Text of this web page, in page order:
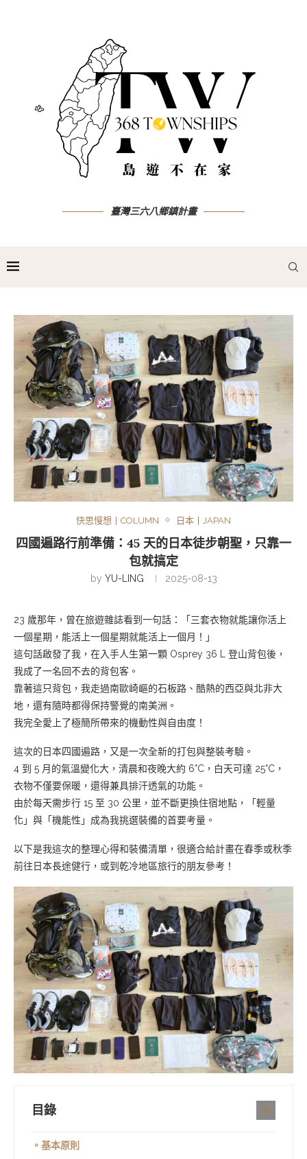
臺灣三六八鄉鎮計畫
快思慢想丨COLUMN 日本丨JAPAN
四國遍路行前準備：45 天的日本徒步朝聖，只靠一
包就搞定
by YU-LING 2025-08-13
23 歲那年，曾在旅遊雜誌看到一句話：「三套衣物就能讓你活上
一個星期，能活上一個星期就能活上一個月！」
這句話啟發了我，在入手人生第一顆 Osprey 36 L 登山背包後，
我成了一名回不去的背包客。
靠著這只背包，我走過南歐崎嶇的石板路、酷熱的西亞與北非大
地，還有隨時都得保持警覺的南美洲。
我完全愛上了極簡所帶來的機動性與自由度！
這次的日本四國遍路，又是一次全新的打包與整裝考驗。
4 到 5 月的氣溫變化大，清晨和夜晚大約 6°C，白天可達 25°C，
衣物不僅要保暖，還得兼具排汗透氣的功能。
由於每天需步行 15 至 30 公里，並不斷更換住宿地點，「輕量
化」與「機能性」成為我挑選裝備的首要考量。
以下是我這次的整理心得和裝備清單，很適合給計畫在春季或秋季
前往日本長途健行，或到乾冷地區旅行的朋友參考！
目錄
。基本原則